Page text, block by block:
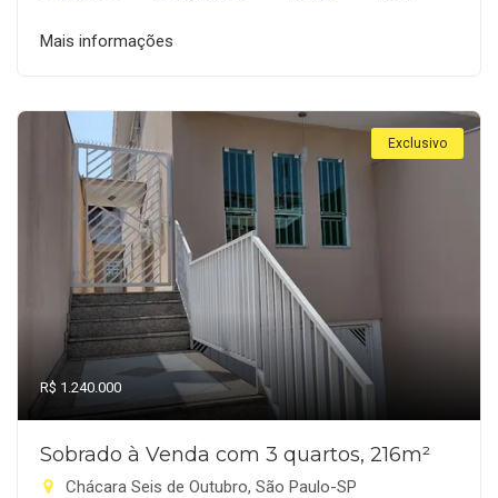
Mais informações
Exclusivo
R$ 1.240.000
Sobrado à Venda com 3 quartos, 216m²
Chácara Seis de Outubro, São Paulo-SP